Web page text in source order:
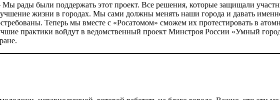
рады были поддержать этот проект. Все решения, которые защищали
жизни в городах. Мы сами должны менять наши города и давать
Теперь мы вместе с «Росатомом» сможем их протестировать в
практики войдут в ведомственный проект Минстроя России «Умный